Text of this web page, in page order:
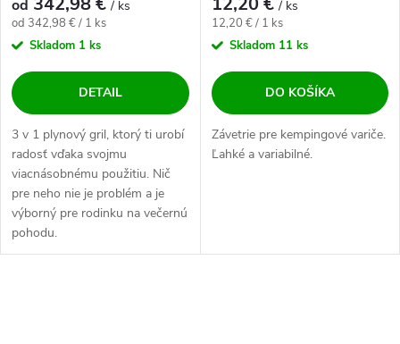
od / ks
Jednotková cena:
od 342,98 € / 1 ks
Skladom 1 ks
DETAIL
3 v 1 plynový gril, ktorý ti urobí
radosť vďaka svojmu
viacnásobnému použitiu. Nič
pre neho nie je problém a je
výborný pre rodinku na večernú
pohodu.
/ ks
Jednotková cena:
12,20 € / 1 ks
Skladom 11 ks
DO KOŠÍKA
Závetrie pre kempingové variče.
Ľahké a variabilné.